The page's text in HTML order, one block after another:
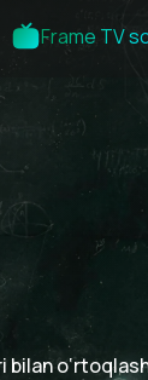
Frame TV
bilan